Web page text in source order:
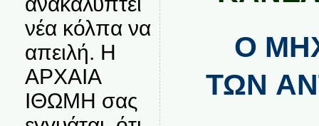
νέα κόλπα να
απειλή. Η
ΑΡΧΑΙΑ
ΙΘΩΜΗ σας
Ο
ΤΩΝ